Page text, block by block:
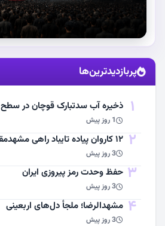
استقبال از آقای شهید ایران
مشاهده اخبار
پربازدیدترین‌ها
1 ذخیره آب سدتبارک قوچان در سطح ۱۴ درصدی
1 روز پیش
2 ۱۲ کاروان پیاده تایباد راهی مشهدمقدس می‌شوند
3 روز پیش
3 حفظ وحدت رمز پیروزی ایران
3 روز پیش
4 مشهد‌الرضا؛ ملجأ دل‌های اربعینی
3 روز پیش